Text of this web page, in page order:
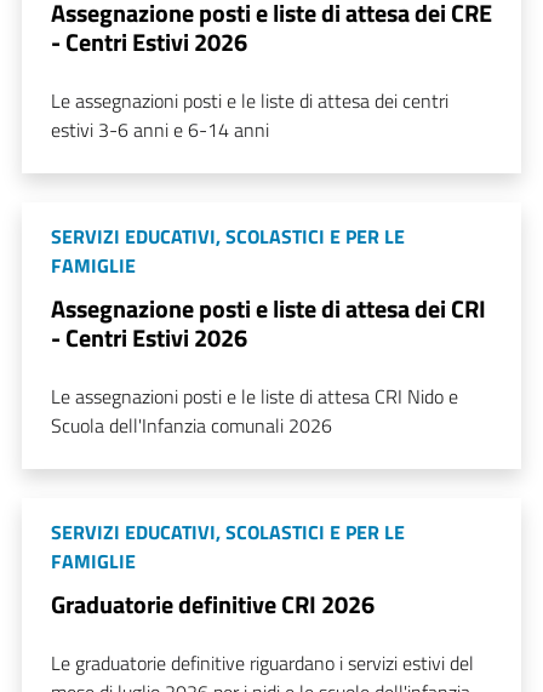
Assegnazione posti e liste di attesa dei CRE
- Centri Estivi 2026
Le assegnazioni posti e le liste di attesa dei centri
estivi 3-6 anni e 6-14 anni
SERVIZI EDUCATIVI, SCOLASTICI E PER LE
FAMIGLIE
Assegnazione posti e liste di attesa dei CRI
- Centri Estivi 2026
Le assegnazioni posti e le liste di attesa CRI Nido e
Scuola dell'Infanzia comunali 2026
SERVIZI EDUCATIVI, SCOLASTICI E PER LE
FAMIGLIE
Graduatorie definitive CRI 2026
Le graduatorie definitive riguardano i servizi estivi del